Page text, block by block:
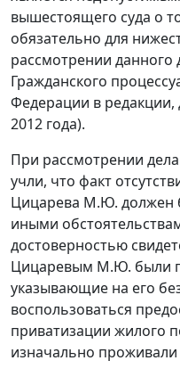
вышестоящего суда о
обязательно для
рассмотрении данного
Гражданского
Федерации в редакции,
2012 года).
При рассмотрении
учли, что факт
Цицарева М.Ю. должен
иными
достоверностью
Цицаревым М.Ю. были
указывающие на его
воспользоваться
приватизации жилого
изначально